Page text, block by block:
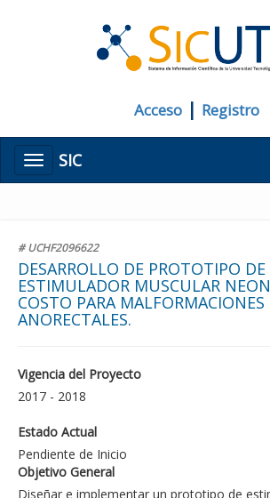
Acceso | Registro
MenúSIC
# UCHF2096622
DESARROLLO DE PROTOTIPO DE
ESTIMULADOR MUSCULAR
COSTO PARA MALFORMACIONES
ANORECTALES.
Vigencia del Proyecto
2017 - 2018
Estado Actual
Pendiente de Inicio
Objetivo General
Diseñar e implementar un prototipo de